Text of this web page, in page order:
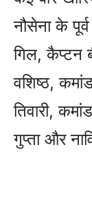
नौसेना के
गिल, कैप्टन
वशिष्ठ,
तिवारी,
गुप्ता और